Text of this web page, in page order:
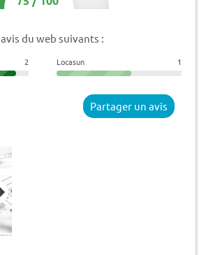
avis du web suivants :
2 Locasun 1
Partager un avis